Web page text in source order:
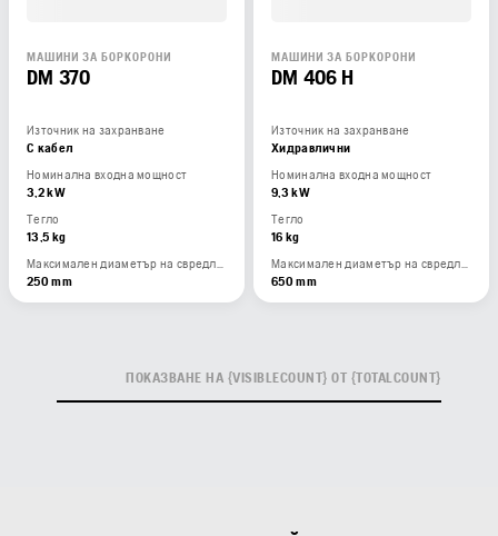
МАШИНИ ЗА БОРКОРОНИ
DM 370
Източник на захранване
С кабел
Номинална входна мощност
3,2 kW
Тегло
13,5 kg
Максимален диаметър на свредлото със стойка
250 mm
МАШИНИ ЗА БОРКОРОНИ
DM 406 H
Източник на захранване
Хидравлични
Номинална входна мощност
9,3 kW
Тегло
16 kg
Максимален диаметър на свредлото със стойка
650 mm
ПОКАЗВАНЕ НА {VISIBLECOUNT} ОТ {TOTALCOUNT}